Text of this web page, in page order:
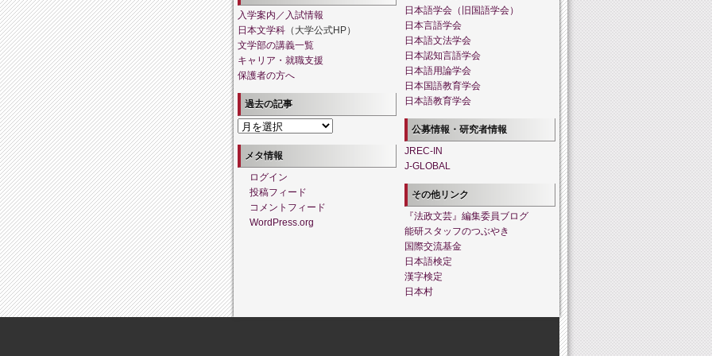
入学案内／入試情報
日本文学科 （大学公式HP）
文学部の講義一覧
キャリア・就職支援
保護者の方へ
過去の記事
過
記
メタ情報
ログイン
投稿フィード
コメントフィード
WordPress.org
日本語学会（旧国語学会）
日本言語学会
日本語文法学会
日本認知言語学会
日本語用論学会
日本国語教育学会
日本語教育学会
公募情報・研究者情報
JREC-IN
J-GLOBAL
その他リンク
『法政文芸』編集委員ブログ
能研スタッフのつぶやき
国際交流基金
日本語検定
漢字検定
日本村